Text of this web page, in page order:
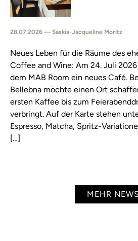
28.07.2026 — Saskia-Jacqueline Moritz
Neues Leben für die Räume des
Coffee and Wine: Am 24. Juli
dem MAB Room ein neues Café.
Bellebna möchte einen Ort
ersten Kaffee bis zum
verbringt. Auf der Karte stehen
Espresso, Matcha, Spritz-
[…]
MEHR NEWS